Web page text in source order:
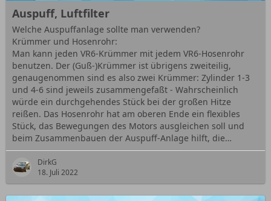
Auspuff, Luftfilter
Welche Auspuffanlage sollte man verwenden?
Krümmer und Hosenrohr:
Man kann jeden VR6-Krümmer mit jedem VR6-Hosenrohr
benutzen. Der (Guß-)Krümmer ist übrigens zweiteilig,
genaugenommen sind es also zwei Krümmer: Zylinder 1-3
und 4-6 sind jeweils zusammengefaßt - Wahrscheinlich
würde ein durchgehendes Stück bei der großen Hitze
reißen. Das Hosenrohr hat am oberen Ende ein flexibles
Stück, das Bewegungen des Motors ausgleichen soll und
beim Zusammenbauen der Auspuff-Anlage hilft, die…
DirkG
18. Juli 2022